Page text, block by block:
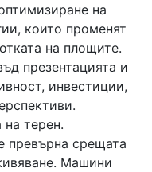
на
които променят
на площите.
презентацията и
инвестиции,
терен.
превърна срещата
Машини